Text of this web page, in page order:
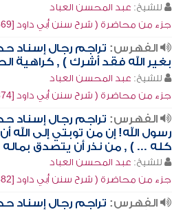
للشيخ: عبد المحسن العباد
جزء من محاضرة ( شرح سنن أبي داود [369])
الفهرس: تراجم رجال إسناد
بغير الله فقد أشرك ) , كراهية
للشيخ: عبد المحسن العباد
جزء من محاضرة ( شرح سنن أبي داود [374])
الفهرس: تراجم رجال إسناد
رسول الله! إن من توبتي إلى الله
كله ... ) , من نذر أن يتصدق بماله
للشيخ: عبد المحسن العباد
جزء من محاضرة ( شرح سنن أبي داود [382])
الفهرس: تراجم رجال إسناد